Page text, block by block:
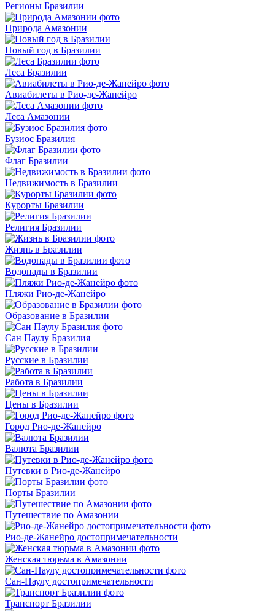
Регионы Бразилии
Природа Амазонии
Новый год в Бразилии
Леса Бразилии
Авиабилеты в Рио-де-Жанейро
Леса Амазонии
Бузиос Бразилия
Флаг Бразилии
Недвижимость в Бразилии
Курорты Бразилии
Религия Бразилии
Жизнь в Бразилии
Водопады в Бразилии
Пляжи Рио-де-Жанейро
Образование в Бразилии
Сан Паулу Бразилия
Русские в Бразилии
Работа в Бразилии
Цены в Бразилии
Город Рио-де-Жанейро
Валюта Бразилии
Путевки в Рио-де-Жанейро
Порты Бразилии
Путешествие по Амазонии
Рио-де-Жанейро достопримечательности
Женская тюрьма в Амазонии
Сан-Паулу достопримечательности
Транспорт Бразилии